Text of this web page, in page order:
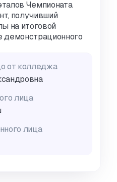
Чемпионата
получивший
на итоговой
демонстрационного
от колледжа
лица
лица